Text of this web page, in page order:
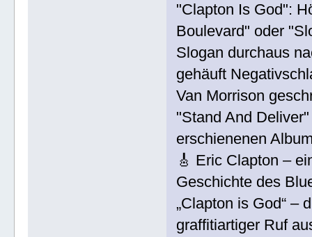
"Clapton Is God":
Boulevard" oder
Slogan durchaus
gehäuft
Van Morrison
"Stand And
erschienenen
🎸 Eric Clapton –
Geschichte des
„Clapton is God“ –
graffitiartiger Ruf